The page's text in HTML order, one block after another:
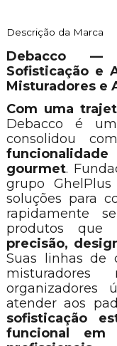
Descrição da Marca
Debacco —
Sofisticação e
Misturadores e
Com uma
Debacco é
consolidou
gourmet.
grupo
soluções para
rapidamente
produtos que
precisão,
Suas linhas de
organizadores
atender aos
sofisticação
funcional em